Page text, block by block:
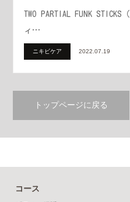
TWO PARTIAL FUNK
ィ…
ニキビケア 2022.07.19
トップページに戻る
コース